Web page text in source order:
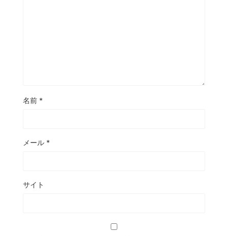
名前 *
メール *
サイト